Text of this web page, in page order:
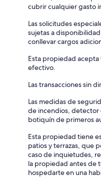
cubrir cualquier gasto
Las solicitudes
sujetas a
conllevar cargos
Esta propiedad
efectivo.
Las transacciones sin
Las medidas de
de incendios, detector
botiquín de primeros
Esta propiedad tiene
patios y terrazas, que
caso de inquietudes,
la propiedad antes de
hospedarte en una